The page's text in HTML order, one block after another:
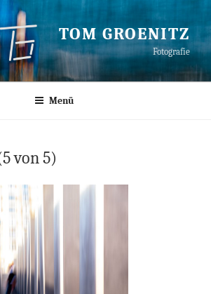
TOM GROENITZ
Fotografie
Menü
von 5)